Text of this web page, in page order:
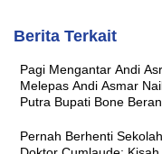
Berita Terkait
Pagi Mengantar Andi
Melepas Andi Asmar
Putra Bupati Bone
Pernah Berhenti